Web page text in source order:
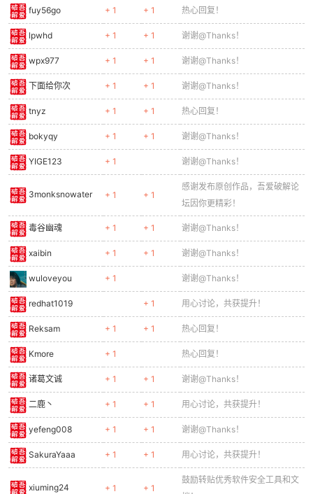
fuy56go + 1 + 1 热心回复！
lpwhd + 1 + 1 谢谢@Thanks！
wpx977 + 1 + 1 谢谢@Thanks！
下面给你次 + 1 + 1 谢谢@Thanks！
tnyz + 1 + 1 热心回复！
bokyqy + 1 + 1 谢谢@Thanks！
YIGE123 + 1 谢谢@Thanks！
3monksnowater + 1 + 1
感谢发布原创作品，吾爱破解论
坛因你更精彩！
毒谷幽魂 + 1 + 1 谢谢@Thanks！
xaibin + 1 + 1 谢谢@Thanks！
wuloveyou + 1 谢谢@Thanks！
redhat1019 + 1 用心讨论，共获提升！
Reksam + 1 + 1 热心回复！
Kmore + 1 热心回复！
诸葛文诚 + 1 + 1 谢谢@Thanks！
二鹿丶 + 1 + 1 用心讨论，共获提升！
yefeng008 + 1 + 1 谢谢@Thanks！
SakuraYaaa + 1 + 1 用心讨论，共获提升！
xiuming24 + 1 + 1
鼓励转贴优秀软件安全工具和文